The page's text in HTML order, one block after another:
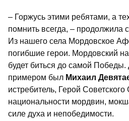
– Горжусь этими ребятами, а
помнить всегда, – продолжила
Из нашего села Мордовское
погибшие герои. Мордовский
будет биться до самой Победы.
примером был Михаил
истребитель, Герой
национальности мордвин,
силе духа и непобедимости.